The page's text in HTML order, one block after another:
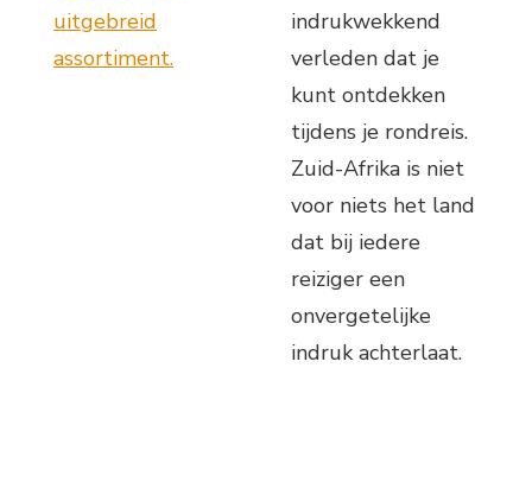
uitgebreid
assortiment.
indrukwekkend
verleden dat je
kunt ontdekken
tijdens je rondreis.
Zuid-Afrika is niet
voor niets het land
dat bij iedere
reiziger een
onvergetelijke
indruk achterlaat.